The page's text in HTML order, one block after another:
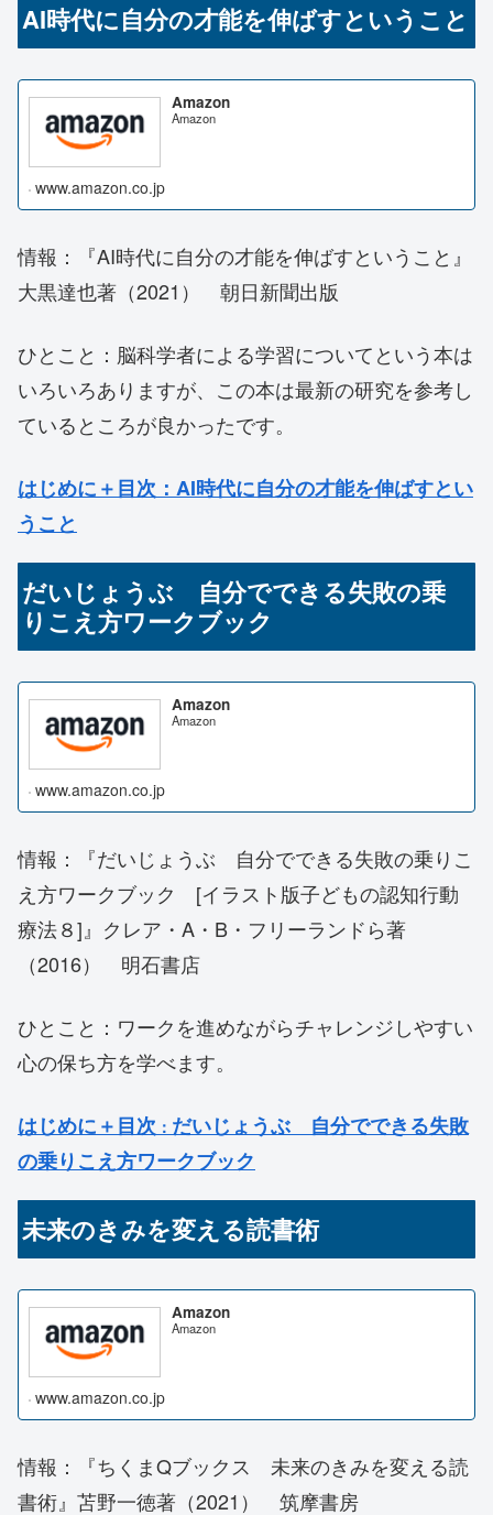
AI時代に自分の才能を伸ばすということ
Amazon
Amazon
www.amazon.co.jp
情報：『AI時代に自分の才能を伸ばすということ』
大黒達也著（2021） 朝日新聞出版
ひとこと：脳科学者による学習についてという本は
いろいろありますが、この本は最新の研究を参考し
ているところが良かったです。
はじめに＋目次 ：AI時代に自分の才能を伸ばすとい
うこと
だいじょうぶ 自分でできる失敗の乗
りこえ方ワークブック
Amazon
Amazon
www.amazon.co.jp
情報：『だいじょうぶ 自分でできる失敗の乗りこ
え方ワークブック
[イラスト版子どもの認知行動
療法８]』クレア・A・B・フリーランドら著
（2016） 明石書店
ひとこと：ワークを進めながらチャレンジしやすい
心の保ち方を学べます。
はじめに＋目次 ： だいじょうぶ 自分でできる失敗
の乗りこえ方ワークブック
未来のきみを変える読書術
Amazon
Amazon
www.amazon.co.jp
情報：『ちくまQブックス 未来のきみを変える読
書術』苫野一徳著（2021） 筑摩書房